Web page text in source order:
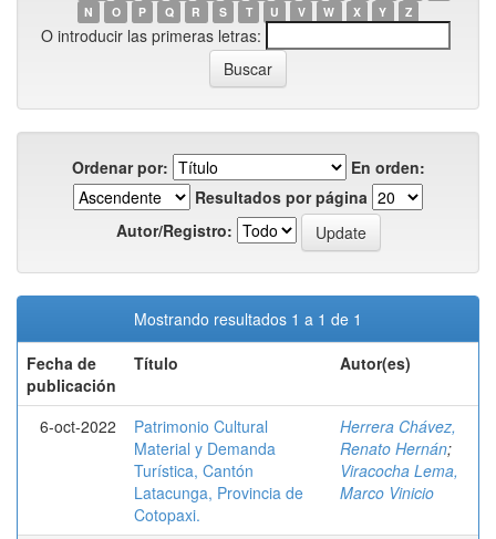
N
O P Q R S T U V W X Y Z
O introducir las primeras letras:
Ordenar por:
En orden:
Resultados por página
Autor/Registro:
Mostrando resultados 1 a 1 de 1
Fecha de
publicación
Título Autor(es)
6-oct-2022
Patrimonio Cultural
Material y Demanda
Turística, Cantón
Latacunga, Provincia de
Cotopaxi.
Herrera Chávez,
Renato Hernán;
Viracocha Lema,
Marco Vinicio